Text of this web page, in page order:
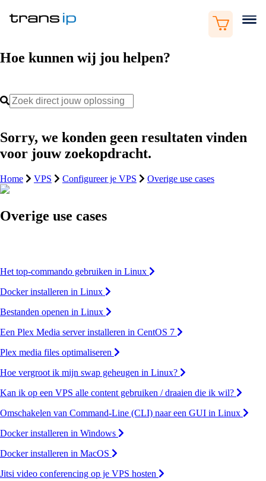
Hoe kunnen wij jou helpen?
Sorry, we konden geen resultaten vinden
voor jouw zoekopdracht.
Home VPS Configureer je VPS Overige use cases
Overige use cases
Het top-commando gebruiken in Linux
Docker installeren in Linux
Bestanden openen in Linux
Een Plex Media server installeren in CentOS 7
Plex media files optimaliseren
Hoe vergroot ik mijn swap geheugen in Linux?
Kan ik op een VPS alle content gebruiken / draaien die ik wil?
Omschakelen van Command-Line (CLI) naar een GUI in Linux
Docker installeren in Windows
Docker installeren in MacOS
Jitsi video conferencing op je VPS hosten